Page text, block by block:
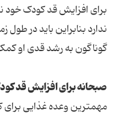
برای افزایش قد کودک خود
ندارد بنابراین باید در طول
گوناگون به رشد قدی او
صبحانه برای افزایش قد
مهمترین وعده غذایی